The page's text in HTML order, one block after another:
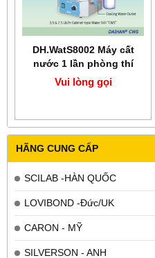
HÃNG CUNG CẤP
SCILAB -HÀN QUỐC
LOVIBOND -Đức/UK
CARON - MỸ
SILVERSON - ANH
DH.WatS8002 Máy cất
nước 1 lần phòng thí
nghiệm 7.5lít/giờ Scilab
Korea
Vui lòng gọi